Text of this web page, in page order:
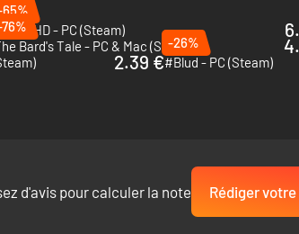
HD - PC (Steam)
Bard's Tale - PC & Mac (Steam)
2.39 €
-26%
#Blud - PC (Steam)
d'avis pour calculer la note Rédiger